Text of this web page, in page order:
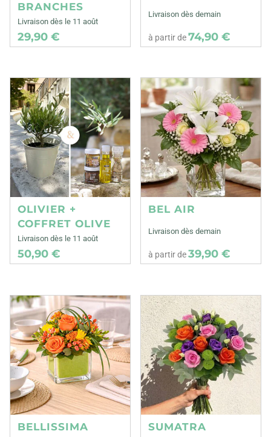
BRANCHES
Livraison dès le 11 août
29,90 €
Livraison dès demain
à partir de74,90 €
OLIVIER +
COFFRET OLIVE
Livraison dès le 11 août
50,90 €
BEL AIR
Livraison dès demain
à partir de39,90 €
BELLISSIMA SUMATRA